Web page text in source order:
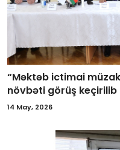
“Məktəb ictimai
növbəti görüş keçirilib
14 May, 2026